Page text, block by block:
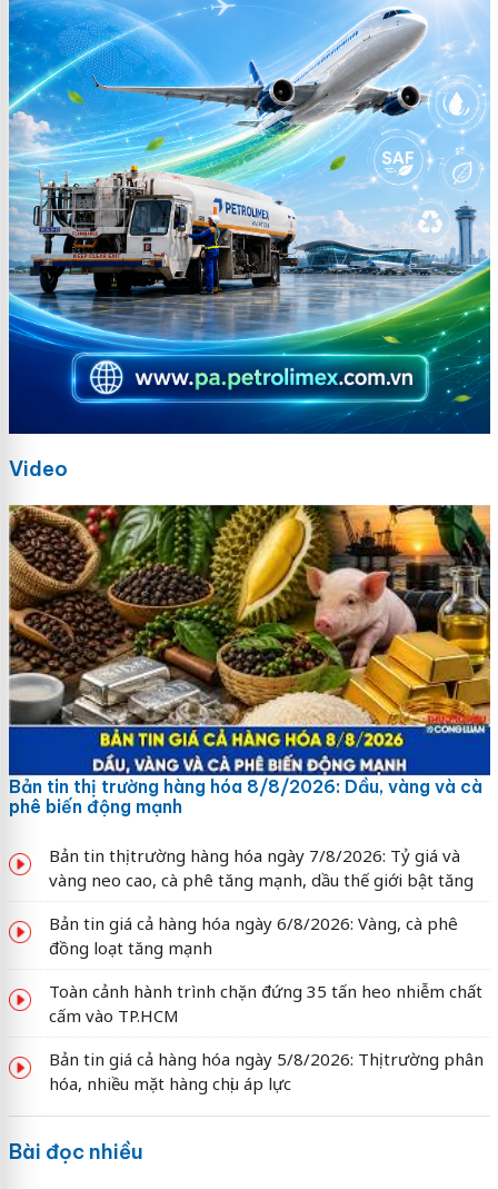
Video
Bản tin thị trường hàng hóa 8/8/2026: Dầu, vàng và cà
phê biến động mạnh
Bản tin thị trường hàng hóa ngày 7/8/2026: Tỷ giá và
vàng neo cao, cà phê tăng mạnh, dầu thế giới bật tăng
Bản tin giá cả hàng hóa ngày 6/8/2026: Vàng, cà phê
đồng loạt tăng mạnh
Toàn cảnh hành trình chặn đứng 35 tấn heo nhiễm chất
cấm vào TP.HCM
Bản tin giá cả hàng hóa ngày 5/8/2026: Thị trường phân
hóa, nhiều mặt hàng chịu áp lực
Bài đọc nhiều